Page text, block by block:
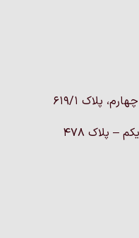
پلاک 619/1
– پلاک ۴۷۸